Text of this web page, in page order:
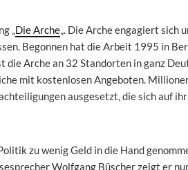
„Die Arche„. Die Arche engagiert sich
Begonnen hat die Arbeit 1995 in
Arche an 32 Standorten in ganz
mit kostenlosen Angeboten.
ausgesetzt, die sich auf
zu wenig Geld in die Hand
Wolfgang Büscher zeigt er